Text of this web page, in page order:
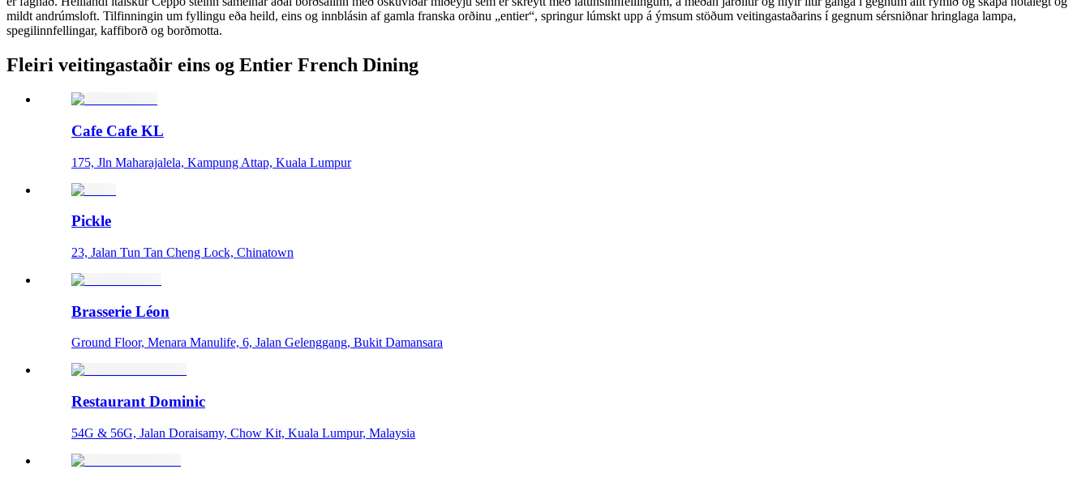
mildt andrúmsloft. Tilfinningin um fyllingu eða heild, eins og innblásin af gamla franska orðinu „entier“, springur lúmskt upp á ýmsum stöðum veitingastaðarins í gegnum sérsniðnar hringlaga lampa,
spegilinnfellingar, kaffiborð og borðmotta.
Fleiri veitingastaðir eins og Entier French Dining
Cafe Cafe KL
175, Jln Maharajalela, Kampung Attap, Kuala Lumpur
Pickle
23, Jalan Tun Tan Cheng Lock, Chinatown
Brasserie Léon
Ground Floor, Menara Manulife, 6, Jalan Gelenggang, Bukit Damansara
Restaurant Dominic
54G & 56G, Jalan Doraisamy, Chow Kit, Kuala Lumpur, Malaysia